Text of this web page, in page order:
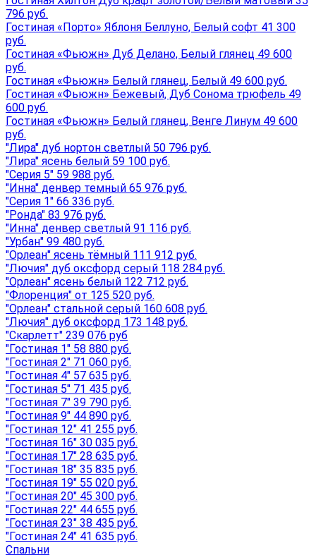
796 руб.
Гостиная «Порто» Яблоня Беллуно, Белый софт 41 300
руб.
Гостиная «Фьюжн» Дуб Делано, Белый глянец 49 600
руб.
Гостиная «Фьюжн» Белый глянец, Белый 49 600 руб.
Гостиная «Фьюжн» Бежевый, Дуб Сонома трюфель 49
600 руб.
Гостиная «Фьюжн» Белый глянец, Венге Линум 49 600
руб.
"Лира" дуб нортон светлый 50 796 руб.
"Лира" ясень белый 59 100 руб.
"Серия 5" 59 988 руб.
"Инна" денвер темный 65 976 руб.
"Серия 1" 66 336 руб.
"Ронда" 83 976 руб.
"Инна" денвер светлый 91 116 руб.
"Урбан" 99 480 руб.
"Орлеан" ясень тёмный 111 912 руб.
"Лючия" дуб оксфорд серый 118 284 руб.
"Орлеан" ясень белый 122 712 руб.
"Флоренция" от 125 520 руб.
"Орлеан" стальной серый 160 608 руб.
"Лючия" дуб оксфорд 173 148 руб.
"Скарлетт" 239 076 руб
"Гостиная 1" 58 880 руб.
"Гостиная 2" 71 060 руб.
"Гостиная 4" 57 635 руб.
"Гостиная 5" 71 435 руб.
"Гостиная 7" 39 790 руб.
"Гостиная 9" 44 890 руб.
"Гостиная 12" 41 255 руб.
"Гостиная 16" 30 035 руб.
"Гостиная 17" 28 635 руб.
"Гостиная 18" 35 835 руб.
"Гостиная 19" 55 020 руб.
"Гостиная 20" 45 300 руб.
"Гостиная 22" 44 655 руб.
"Гостиная 23" 38 435 руб.
"Гостиная 24" 41 635 руб.
Спальни